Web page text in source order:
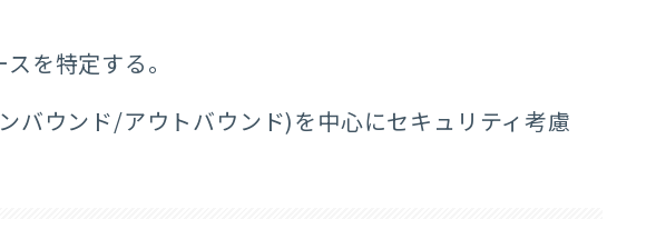
を特定する。​
バウンド/アウトバウンド)を中心にセキュリティ考慮